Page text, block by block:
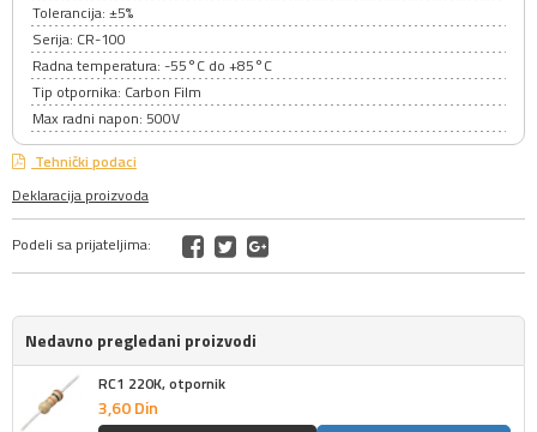
Tolerancija: ±5%
Serija: CR-100
Radna temperatura: -55°C do +85°C
Tip otpornika: Carbon Film
Max radni napon: 500V
Tehnički podaci
Deklaracija proizvoda
Podeli sa prijateljima:
Nedavno pregledani proizvodi
RC1 220K, otpornik
3,60Din